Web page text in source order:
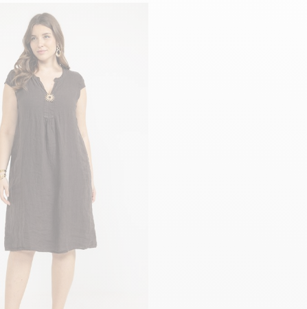
PARKAS & IMPERS
MANTEAUX